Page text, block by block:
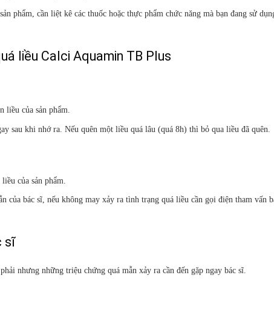
phẩm, cần liệt kê các thuốc hoặc thực phẩm chức năng mà bạn đang sử
liều Calci Aquamin TB Plus
liều của sản phẩm.
sau khi nhớ ra. Nếu quên một liều quá lâu (quá 8h) thì bỏ qua liều đã quên.
của sản phẩm.
của bác sĩ, nếu không may xảy ra tình trạng quá liều cần gọi điện tham vấn
sĩ
nhưng những triệu chứng quá mẫn xảy ra cần đến gặp ngay bác sĩ.